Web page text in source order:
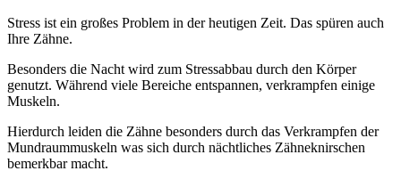
Stress ist ein großes Problem in der heutigen Zeit. Das spüren auch
Ihre Zähne.
Besonders die Nacht wird zum Stressabbau durch den Körper
genutzt. Während viele Bereiche entspannen, verkrampfen einige
Muskeln.
Hierdurch leiden die Zähne besonders durch das Verkrampfen der
Mundraummuskeln was sich durch nächtliches Zähneknirschen
bemerkbar macht.